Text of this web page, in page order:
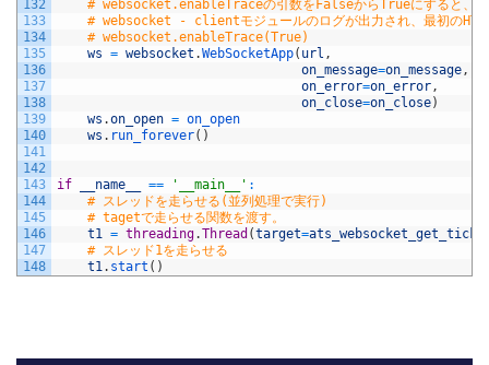
132
133
134
135
136
137
138
139
140
141
142
143
144
145
146
147
148
# websocket.enableTraceの引数をFalseからTrueにすると、
# websocket - clientモジュールのログが出力され、最初のHTTP
# websocket.enableTrace(True)
ws = websocket .WebSocketApp( url ,
on_message=on_message,
on_error=on_error,
on_close=on_close)
ws .on_open = on_open
ws . run_forever( )
if __name__ == '__main__' :
# スレッドを走らせる(並列処理で実行)
# tagetで走らせる関数を渡す。
t1 = threading.Thread (target=
# スレッド1を走らせる
t1. start ( )